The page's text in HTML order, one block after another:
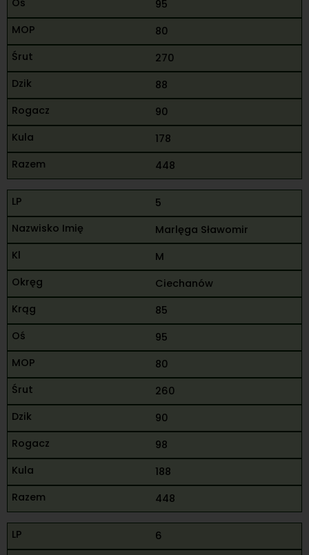
95
80
270
88
90
178
448
5
Marlęga Sławomir
M
Ciechanów
85
95
80
260
90
98
188
448
6